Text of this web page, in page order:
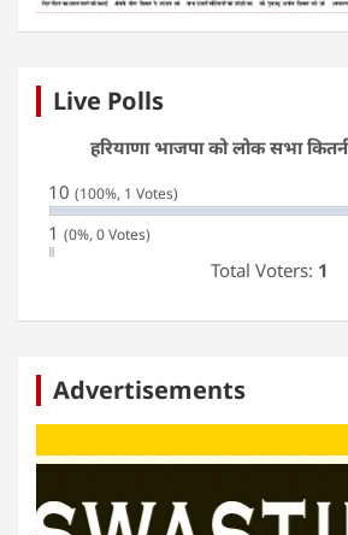
Live Polls
हरियाणा भाजपा को लोक सभा
10 (100%, 1 Votes)
1 (0%, 0 Votes)
Total Voters: 1
Advertisements